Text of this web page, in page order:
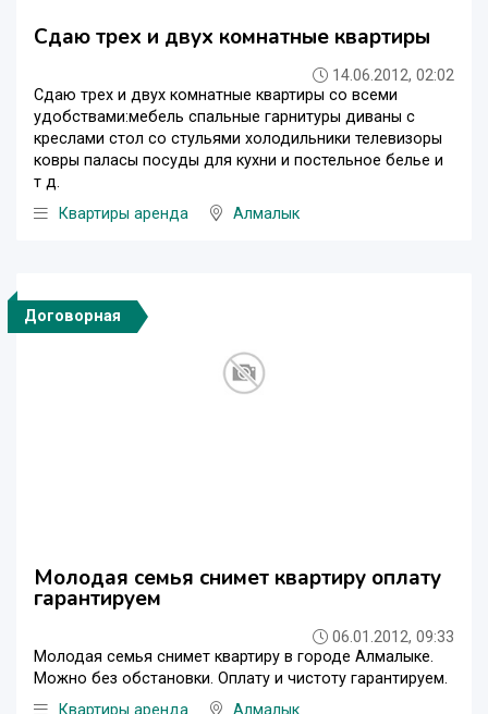
Сдаю трех и двух комнатные квартиры
14.06.2012, 02:02
Сдаю трех и двух комнатные квартиры со всеми
удобствами:мебель спальные гарнитуры диваны с
креслами стол со стульями холодильники телевизоры
ковры паласы посуды для кухни и постельное белье и
т д.
Квартиры аренда
Алмалык
Договорная
Молодая семья снимет квартиру оплату
гарантируем
06.01.2012, 09:33
Молодая семья снимет квартиру в городе Алмалыке.
Можно без обстановки. Оплату и чистоту гарантируем.
Квартиры аренда
Алмалык